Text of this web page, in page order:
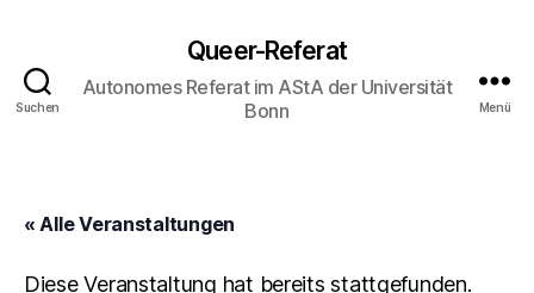
Suchen
Queer-Referat
Autonomes Referat im AStA der Universität
Bonn
Menü
« Alle Veranstaltungen
Diese Veranstaltung hat bereits stattgefunden.